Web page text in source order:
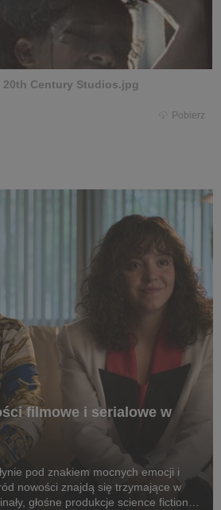
Century Studios.jpg
Pobierz
filmowe i serialowe w
pod znakiem mocnych emocji i
nowości znajdą się trzymające w
głośne produkcje science fiction,